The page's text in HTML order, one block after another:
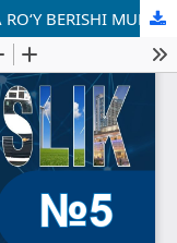
YENGIL SANOAT KORXONALARIDA ROʻY BERISHI MUMKIN BOʻLGAN BAXTSIZ HODISALAR VA UNI BARTARAF ETISH CHORA-TADBIRLARI